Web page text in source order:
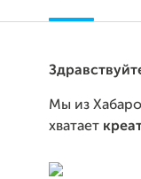
Мы из
хватает